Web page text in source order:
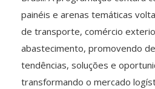
painéis e arenas temáticas
de transporte, comércio
abastecimento, promovendo
tendências, soluções e
transformando o mercado